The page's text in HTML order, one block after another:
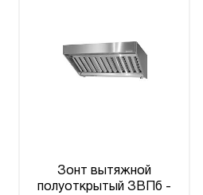
Зонт вытяжной
полуоткрытый ЗВПб -